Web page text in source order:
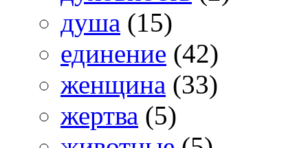
душа (15)
единение (42)
женщина (33)
жертва (5)